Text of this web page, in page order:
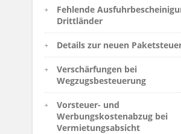
Fehlende
Drittländer
Details zur neuen
Verschärfungen bei
Wegzugsbesteuerung
Vorsteuer- und
Werbungskostenabzug bei
Vermietungsabsicht